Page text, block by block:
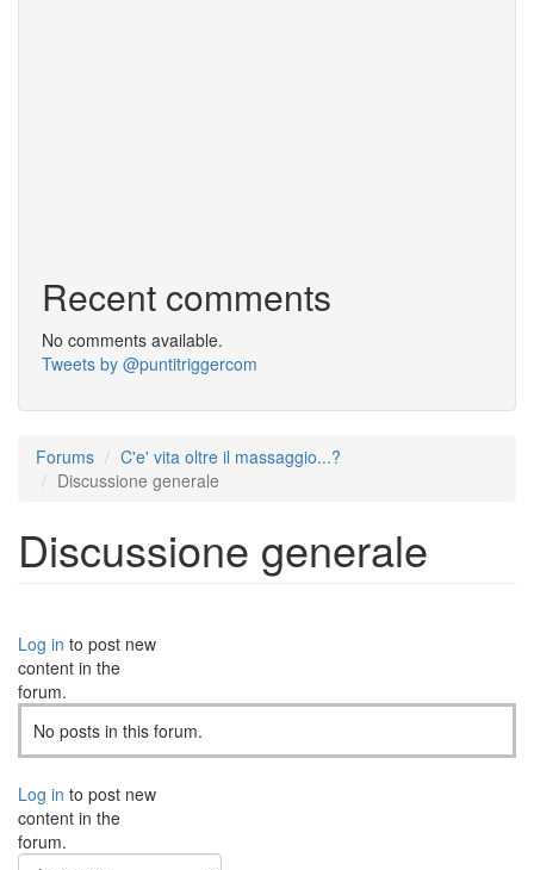
Recent comments
No comments available.
Tweets by @puntitriggercom
Forums
C'e' vita oltre il massaggio...?
Discussione generale
Discussione generale
Log in to post new
content in the
forum.
No posts in this forum.
Log in to post new
content in the
forum.